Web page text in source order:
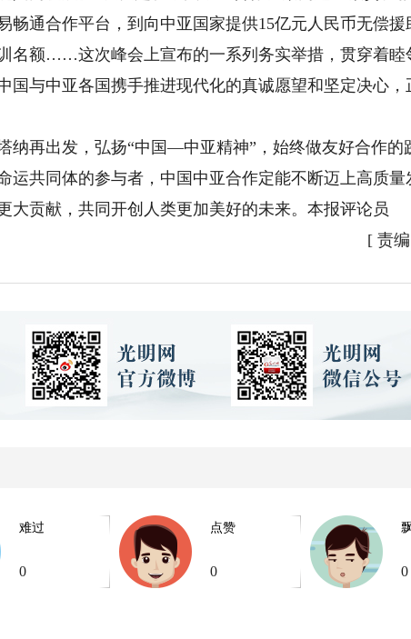
畅通合作平台，到向中亚国家提供15亿元人民币无偿援
名额……这次峰会上宣布的一系列务实举措，贯穿着睦
国与中亚各国携手推进现代化的真诚愿望和坚定决心，
再出发，弘扬“中国—中亚精神”，始终做友好合作的
运共同体的参与者，中国中亚合作定能不断迈上高质量
大贡献，共同开创人类更加美好的未来。本报评论员
[ 责
难过
0
点赞
0 0